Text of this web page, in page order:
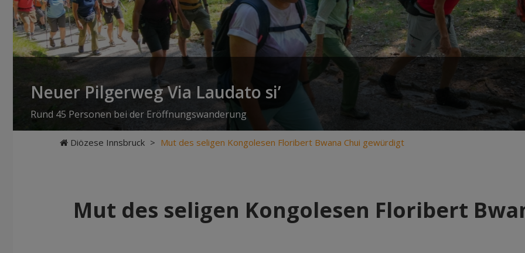
Neuer Pilgerweg Via Laudato si’
Rund 45 Personen bei der Eröffnungswanderung
Diözese Innsbruck > Mut des seligen Kongolesen Floribert Bwana Chui gewürdigt
Mut des seligen Kongolesen Floribert